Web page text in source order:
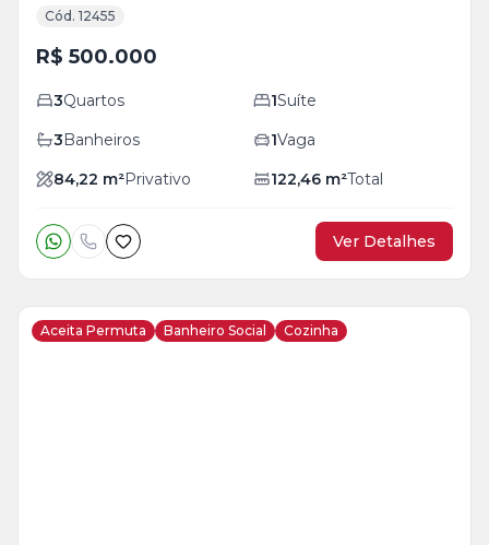
Cód. 12455
R$ 500.000
3Quartos 1Suíte
3Banheiros 1Vaga
84,22 m²Privativo 122,46 m²Total
Ver Detalhes
Aceita Permuta Banheiro Social Cozinha